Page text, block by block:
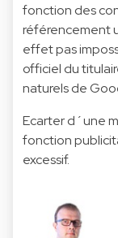
fonction des
référencement
effet pas
officiel du
naturels de
Ecarter d´une
fonction
excessif.